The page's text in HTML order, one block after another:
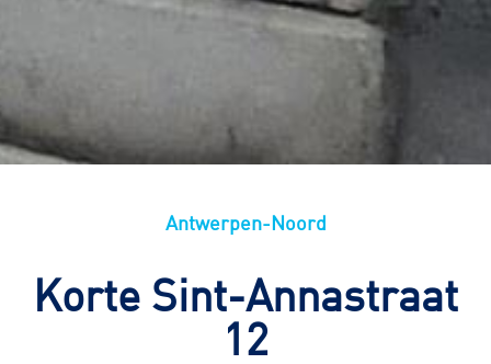
Antwerpen-Noord
Korte Sint-Annastraat
12